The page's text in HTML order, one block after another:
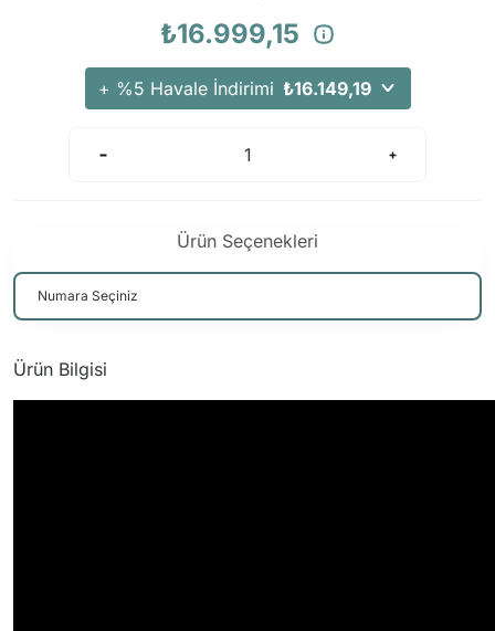
₺16.999,15
+ %5 Havale İndirimi ₺16.149,19
Ürün Seçenekleri
Ürün Bilgisi